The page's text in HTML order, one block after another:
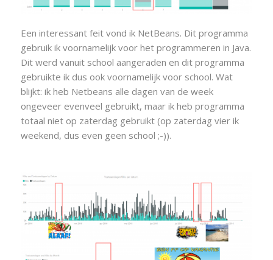
Een interessant feit vond ik NetBeans. Dit programma
gebruik ik voornamelijk voor het programmeren in Java.
Dit werd vanuit school aangeraden en dit programma
gebruikte ik dus ook voornamelijk voor school. Wat
blijkt: ik heb Netbeans alle dagen van de week
ongeveer evenveel gebruikt, maar ik heb programma
totaal niet op zaterdag gebruikt (op zaterdag vier ik
weekend, dus even geen school ;-)).